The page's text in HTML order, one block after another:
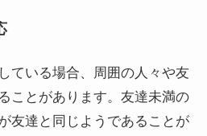
ている場合、周囲の人々や友
ことがあります。友達未満の
友達と同じようであることが